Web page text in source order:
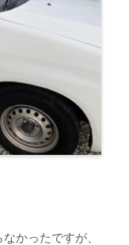
かったですが、